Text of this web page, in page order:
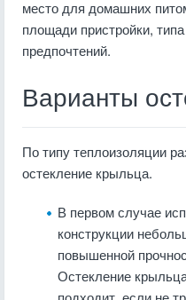
место для домашних
площади пристройки,
предпочтений.
Варианты
По типу теплоизоляции
остекление крыльца.
В первом случае
конструкции
повышенной
Остекление